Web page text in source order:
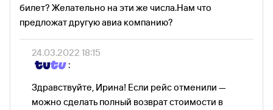
билет? Желательно на эти же числа.Нам что
предложат другую авиа компанию?
24.03.2022 18:15
:
Здравствуйте, Ирина! Если рейс отменили —
можно сделать полный возврат стоимости в